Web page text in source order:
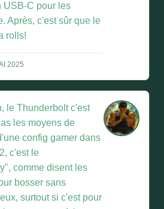
USB-C pour les
Après, c'est sûr que le
rolls!
2025
le Thunderbolt c'est
les moyens de
config gamer dans
c'est le
comme disent les
bosser sans
surtout si c'est pour